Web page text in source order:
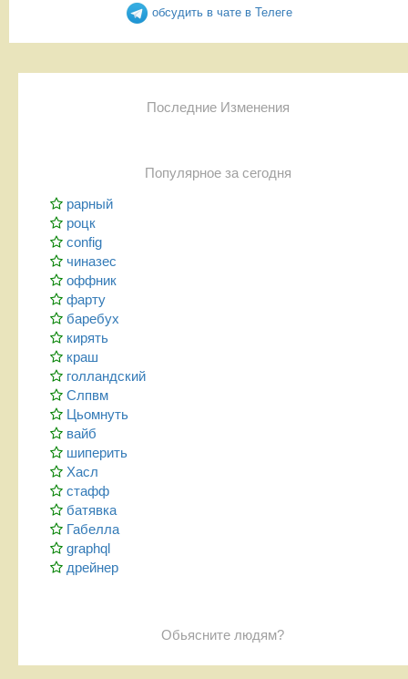
обсудить в чате в Телеге
Последние Изменения
Популярное за сегодня
рарный
роцк
config
чиназес
оффник
фарту
баребух
кирять
краш
голландский
Слпвм
Цьомнуть
вайб
шиперить
Хасл
стафф
батявка
Габелла
graphql
дрейнер
Обьясните людям?